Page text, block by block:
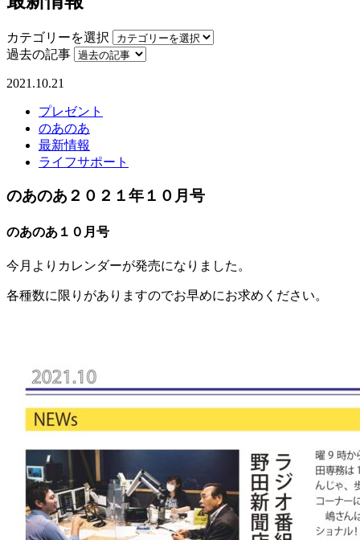
カテゴリーを選択
過去の記事
2021.10.21
プレゼント
のあのあ
最新情報
ライフサポート
のあのあ２０２１年１０月号
のあのあ１０月号
今月よりカレンダーが発売になりました。
各種数に限りがありますのでお早めにお求めください。